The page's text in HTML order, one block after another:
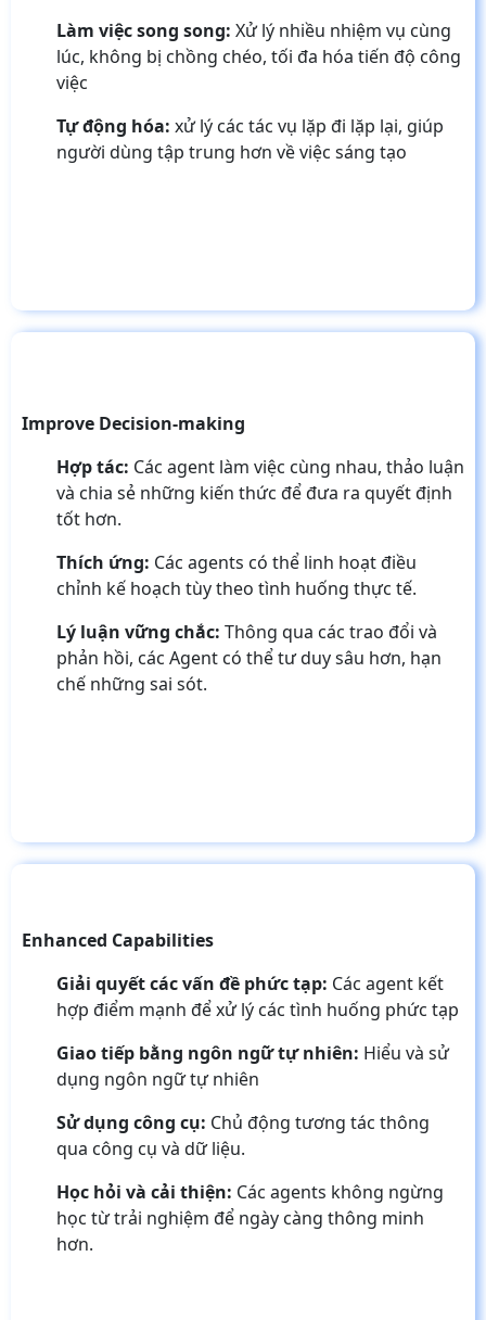
Làm việc song song: Xử lý nhiều nhiệm vụ cùng
lúc, không bị chồng chéo, tối đa hóa tiến độ công
việc
Tự động hóa: xử lý các tác vụ lặp đi lặp lại, giúp
người dùng tập trung hơn về việc sáng tạo
Improve Decision-making
Hợp tác: Các agent làm việc cùng nhau, thảo luận
và chia sẻ những kiến thức để đưa ra quyết định
tốt hơn.
Thích ứng: Các agents có thể linh hoạt điều
chỉnh kế hoạch tùy theo tình huống thực tế.
Lý luận vững chắc: Thông qua các trao đổi và
phản hồi, các Agent có thể tư duy sâu hơn, hạn
chế những sai sót.
Enhanced Capabilities
Giải quyết các vấn đề phức tạp: Các agent kết
hợp điểm mạnh để xử lý các tình huống phức tạp
Giao tiếp bằng ngôn ngữ tự nhiên: Hiểu và sử
dụng ngôn ngữ tự nhiên
Sử dụng công cụ: Chủ động tương tác thông
qua công cụ và dữ liệu.
Học hỏi và cải thiện: Các agents không ngừng
học từ trải nghiệm để ngày càng thông minh
hơn.